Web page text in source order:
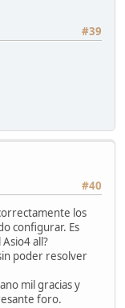
#39
#40
los
configurar. Es
all?
poder resolver
mil gracias y
foro.